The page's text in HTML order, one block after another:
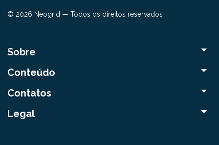
© 2026 Neogrid — Todos os direitos reservados
Sobre
Conteúdo
Contatos
Legal